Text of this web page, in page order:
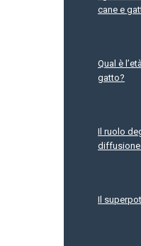
cane e
Qual è
gatto?
Il ruolo
diffusione
Il